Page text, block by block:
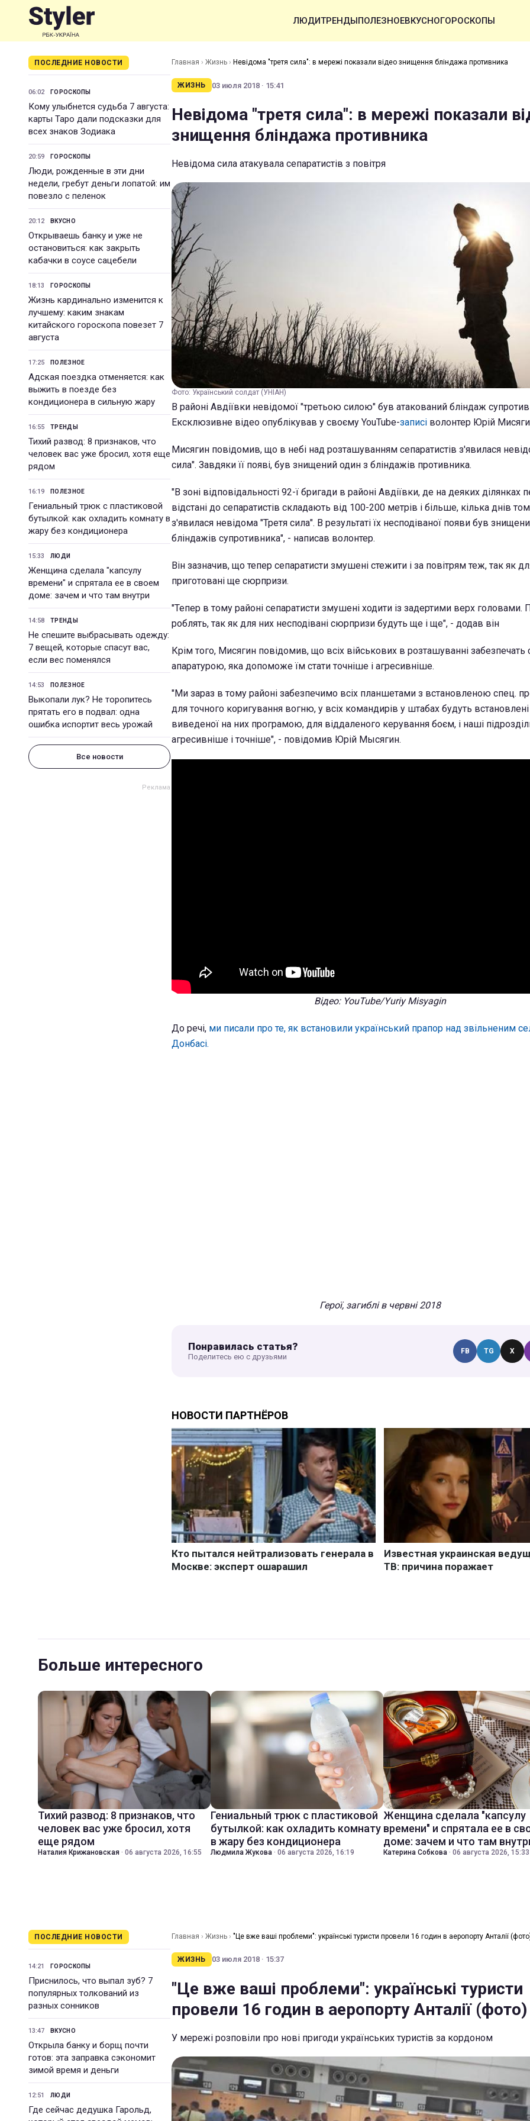
ЛЮДИТРЕНДЫПОЛЕЗНОЕВКУСНОГОРОСКОПЫ
ПОСЛЕДНИЕ НОВОСТИ
06:02 ГОРОСКОПЫ
Кому улыбнется судьба 7 августа:
карты Таро дали подсказки для
всех знаков Зодиака
20:59 ГОРОСКОПЫ
Люди, рожденные в эти дни
недели, гребут деньги лопатой: им
повезло с пеленок
20:12 ВКУСНО
Открываешь банку и уже не
остановиться: как закрыть
кабачки в соусе сацебели
18:13 ГОРОСКОПЫ
Жизнь кардинально изменится к
лучшему: каким знакам
китайского гороскопа повезет 7
августа
17:25 ПОЛЕЗНОЕ
Адская поездка отменяется: как
выжить в поезде без
кондиционера в сильную жару
16:55 ТРЕНДЫ
Тихий развод: 8 признаков, что
человек вас уже бросил, хотя еще
рядом
16:19 ПОЛЕЗНОЕ
Гениальный трюк с пластиковой
бутылкой: как охладить комнату в
жару без кондиционера
15:33 ЛЮДИ
Женщина сделала "капсулу
времени" и спрятала ее в своем
доме: зачем и что там внутри
14:58 ТРЕНДЫ
Не спешите выбрасывать одежду:
7 вещей, которые спасут вас,
если вес поменялся
14:53 ПОЛЕЗНОЕ
Выкопали лук? Не торопитесь
прятать его в подвал: одна
ошибка испортит весь урожай
Все новости
Главная › Жизнь › Невідома "третя сила": в мережі показали відео знищення бліндажа противника
ЖИЗНЬ 03 июля 2018 · 15:41
Невідома "третя сила": в мережі показали
знищення бліндажа противника
Невідома сила атакувала сепаратистів з повітря
Фото: Український солдат (УНІАН)
В районі Авдіївки невідомої "третьою силою" був атакований бліндаж
Ексклюзивне відео опублікував у своєму YouTube-записі волонтер Юрій
Мисягин повідомив, що в небі над розташуванням сепаратистів з'явилася
сила". Завдяки її появі, був знищений один з бліндажів противника.
"В зоні відповідальності 92-ї бригади в районі Авдіївки, де на деяких ділянках
відстані до сепаратистів складають від 100-200 метрів і більше, кілька днів
з'явилася невідома "Третя сила". В результаті їх несподіваної появи був
бліндажів супротивника", - написав волонтер.
Він зазначив, що тепер сепаратисти змушені стежити і за повітрям теж, так як
приготовані ще сюрпризи.
"Тепер в тому районі сепаратисти змушені ходити із задертими верх головами.
роблять, так як для них несподівані сюрпризи будуть ще і ще", - додав він
Крім того, Мисягин повідомив, що всіх військових в розташуванні
апаратурою, яка допоможе їм стати точніше і агресивніше.
"Ми зараз в тому районі забезпечимо всіх планшетами з встановленою спец.
для точного коригування вогню, у всіх командирів у штабах будуть
виведеної на них програмою, для віддаленого керування боєм, і наші
агресивніше і точніше", - повідомив Юрій Мысягин.
Відео: YouTube/Yuriy Misyagin
До речі, ми писали про те, як встановили український прапор над звільненим
Донбасі.
Герої, загиблі в червні 2018
Понравилась статья?
Поделитесь ею с друзьями
FB TG X
Больше интересного
Тихий развод: 8 признаков, что
человек вас уже бросил, хотя
еще рядом
Наталия Крижановская · 06 августа 2026, 16:55
Гениальный трюк с пластиковой
бутылкой: как охладить комнату
в жару без кондиционера
Людмила Жукова · 06 августа 2026, 16:19
Женщина сделала "капсулу
времени" и спрятала ее в
доме: зачем и что там
Катерина Собкова · 06 августа 2026, 15:33
ПОСЛЕДНИЕ НОВОСТИ
14:21 ГОРОСКОПЫ
Приснилось, что выпал зуб? 7
популярных толкований из
разных сонников
13:47 ВКУСНО
Открыла банку и борщ почти
готов: эта заправка сэкономит
зимой время и деньги
12:51 ЛЮДИ
Где сейчас дедушка Гарольд,
Главная › Жизнь › "Це вже ваші проблеми": українські туристи провели 16 годин в аеропорту Анталії
ЖИЗНЬ 03 июля 2018 · 15:37
"Це вже ваші проблеми": українські туристи
провели 16 годин в аеропорту Анталії (фото)
У мережі розповіли про нові пригоди українських туристів за кордоном